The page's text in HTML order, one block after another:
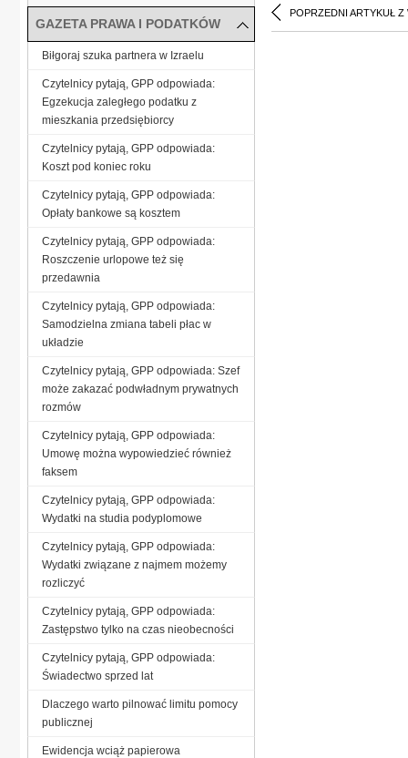
POPRZEDNI ARTYKUŁ Z
GAZETA PRAWA I PODATKÓW
Biłgoraj szuka partnera w Izraelu
Czytelnicy pytają, GPP odpowiada:
Egzekucja zaległego podatku z
mieszkania przedsiębiorcy
Czytelnicy pytają, GPP odpowiada:
Koszt pod koniec roku
Czytelnicy pytają, GPP odpowiada:
Opłaty bankowe są kosztem
Czytelnicy pytają, GPP odpowiada:
Roszczenie urlopowe też się
przedawnia
Czytelnicy pytają, GPP odpowiada:
Samodzielna zmiana tabeli płac w
układzie
Czytelnicy pytają, GPP odpowiada: Szef
może zakazać podwładnym prywatnych
rozmów
Czytelnicy pytają, GPP odpowiada:
Umowę można wypowiedzieć również
faksem
Czytelnicy pytają, GPP odpowiada:
Wydatki na studia podyplomowe
Czytelnicy pytają, GPP odpowiada:
Wydatki związane z najmem możemy
rozliczyć
Czytelnicy pytają, GPP odpowiada:
Zastępstwo tylko na czas nieobecności
Czytelnicy pytają, GPP odpowiada:
Świadectwo sprzed lat
Dlaczego warto pilnować limitu pomocy
publicznej
Ewidencja wciąż papierowa